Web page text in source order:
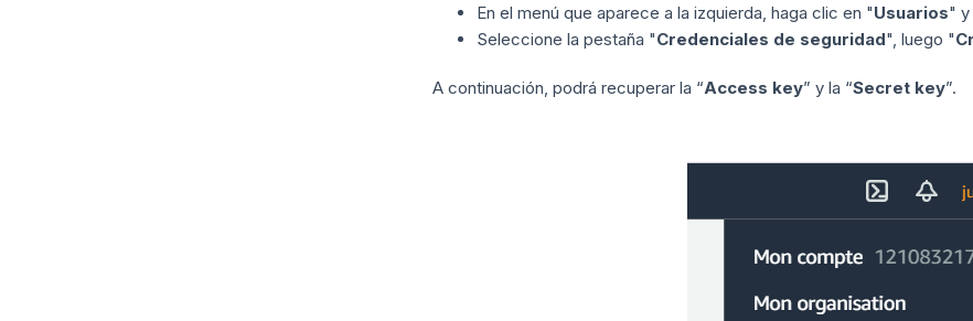
En el menú que aparece a la izquierda, haga clic en "Usuarios" y
Seleccione la pestaña "Credenciales de seguridad", luego "
A continuación, podrá recuperar la “Access key” y la “Secret key”.